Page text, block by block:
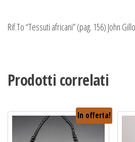
Rif.To “Tessuti africani” (pag. 156) John
Prodotti correlati
In offerta!